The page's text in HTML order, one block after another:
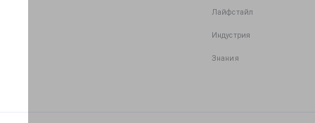
Лайфстайл
Индустрия
Знания